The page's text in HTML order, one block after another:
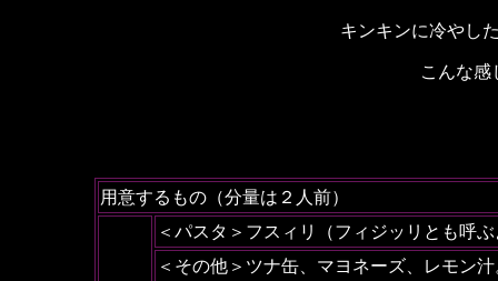
キンキンに冷やし
こんな感
用意するもの（分量は２人前）
＜パスタ＞フスィリ（フィジッリとも呼
＜その他＞ツナ缶、マヨネーズ、レモン